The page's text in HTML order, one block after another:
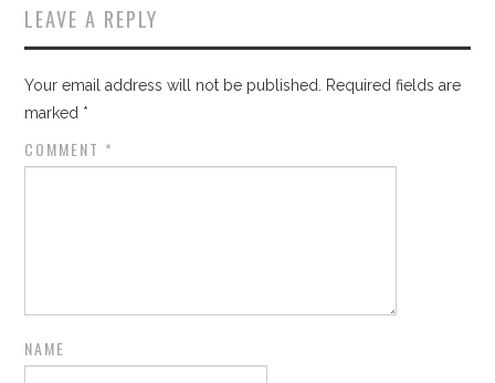
LEAVE A REPLY
Your email address will not be published.
Required fields are
marked *
COMMENT *
NAME